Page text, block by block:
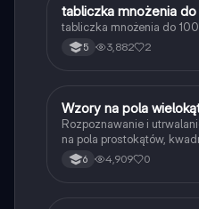
TMatematyka
tabliczka mnożenia do
tabliczka mnożenia do 100
5 3,882 2
WMatematyka
Wzory na pola
Rozpoznawanie i
na pola prostokątów,
6 4,909 0